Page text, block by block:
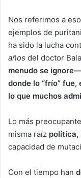
Nos referimos a
ejemplos de
ha sido la lucha
años del doctor
menudo se
donde lo “frío”
lo que muchos
Lo más
misma raíz política,
capacidad de
Con el tiempo han